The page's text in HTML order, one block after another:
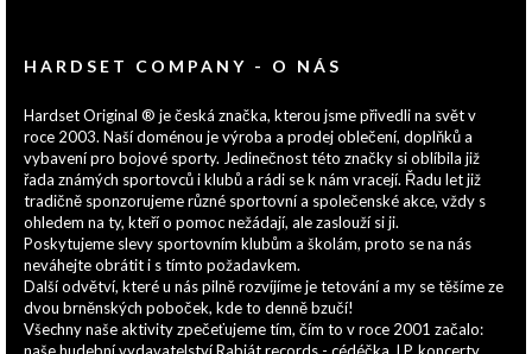
HARDSET COMPANY - O NÁS
Hardset Original ® je česká značka, kterou jsme přivedli na svět v
roce 2003. Naší doménou je výroba a prodej oblečení, doplňků a
vybavení pro bojové sporty. Jedinečnost této značky si oblíbila již
řada známých sportovců i klubů a rádi se k nám vracejí. Řadu let již
tradičně sponzorujeme různé sportovní a společenské akce, vždy s
ohledem na ty, kteří o pomoc nežádají, ale zaslouží si ji.
Poskytujeme slevy sportovním klubům a školám, proto se na nás
neváhejte obrátit i s tímto požadavkem.
Další odvětví, které u nás pilně rozvíjíme je tetování a my se těšíme ze
dvou brněnských poboček, kde to denně bzučí!
Všechny naše aktivity zpečeťujeme tím, čím to v roce 2001 začalo: